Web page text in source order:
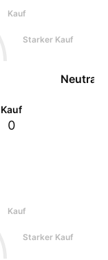
Kauf
Starker Kauf
Neutral
Kauf
0
Kauf
Starker Kauf